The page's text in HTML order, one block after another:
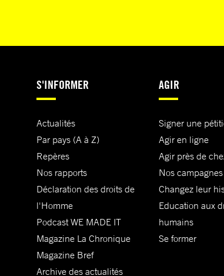
S'INFORMER
Actualités
Par pays (A à Z)
Repères
Nos rapports
Déclaration des droits de
l'Homme
Podcast WE MADE IT
Magazine La Chronique
Magazine Bref
Archive des actualités
AGIR
Signer une
Agir en ligne
Agir près de
Nos campagnes
Changez leur
Education aux
humains
Se former